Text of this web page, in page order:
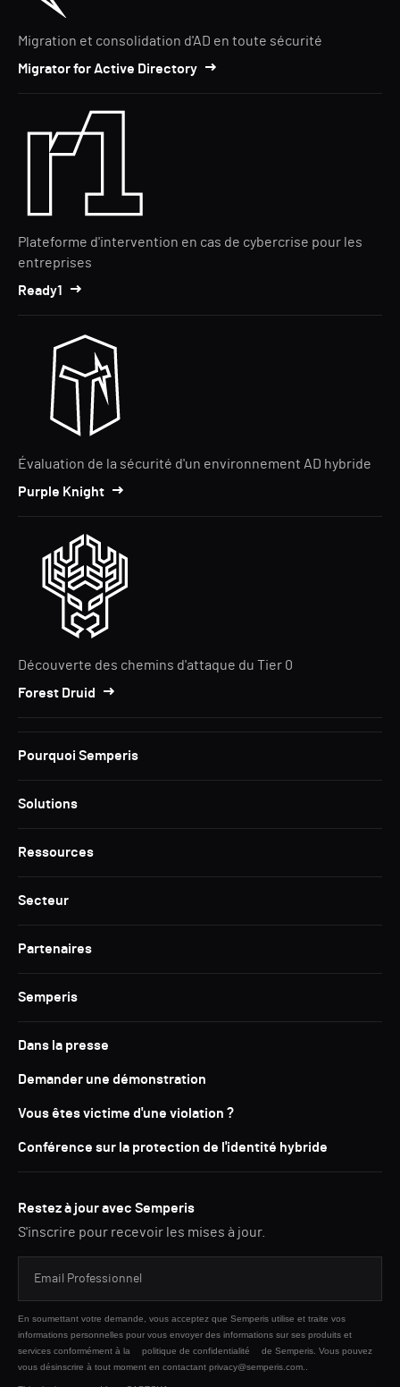
Migration et consolidation d'AD en toute sécurité
Migrator for Active Directory
Plateforme d'intervention en cas de cybercrise pour les
entreprises
Ready1
Évaluation de la sécurité d'un environnement AD hybride
Purple Knight
Découverte des chemins d'attaque du Tier 0
Forest Druid
Pourquoi Semperis
Solutions
Ressources
Secteur
Partenaires
Semperis
Dans la presse
Demander une démonstration
Vous êtes victime d'une violation ?
Conférence sur la protection de l'identité hybride
Restez à jour avec Semperis
S'inscrire pour recevoir les mises à jour.
En soumettant votre demande, vous acceptez que Semperis utilise et traite vos
informations personnelles pour vous envoyer des informations sur ses produits et
services conformément à la
politique de confidentialité
de Semperis. Vous pouvez
vous désinscrire à tout moment en contactant privacy@semperis.com..